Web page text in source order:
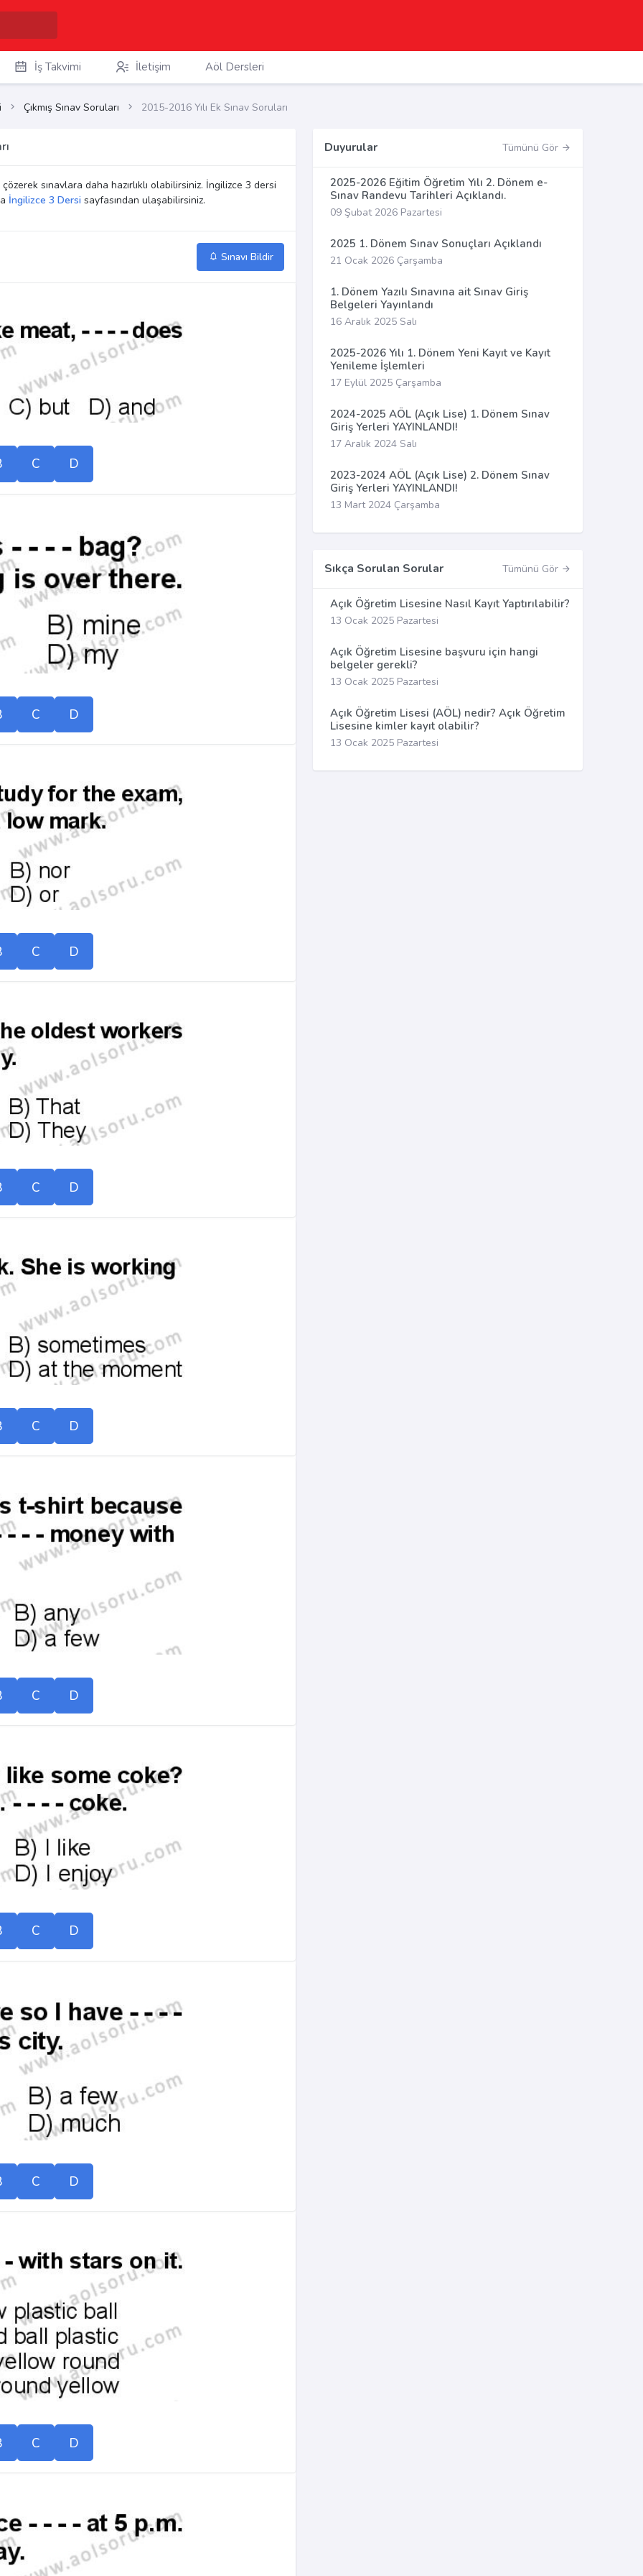
İş Takvimi İletişim Aöl Dersleri
Çıkmış Sınav Soruları 2015-2016 Yılı Ek Sınav Soruları
çözerek sınavlara daha hazırlıklı olabilirsiniz. İngilizce 3 dersi
İngilizce 3 Dersi sayfasından ulaşabilirsiniz.
Sınavı Bildir
C D
C D
C D
C D
C D
C D
C D
C D
C D
Duyurular Tümünü Gör
2025-2026 Eğitim Öğretim Yılı 2. Dönem e-
Sınav Randevu Tarihleri Açıklandı.
09 Şubat 2026 Pazartesi
2025 1. Dönem Sınav Sonuçları Açıklandı
21 Ocak 2026 Çarşamba
1. Dönem Yazılı Sınavına ait Sınav Giriş
Belgeleri Yayınlandı
16 Aralık 2025 Salı
2025-2026 Yılı 1. Dönem Yeni Kayıt ve Kayıt
Yenileme İşlemleri
17 Eylül 2025 Çarşamba
2024-2025 AÖL (Açık Lise) 1. Dönem Sınav
Giriş Yerleri YAYINLANDI!
17 Aralık 2024 Salı
2023-2024 AÖL (Açık Lise) 2. Dönem Sınav
Giriş Yerleri YAYINLANDI!
13 Mart 2024 Çarşamba
Sıkça Sorulan Sorular Tümünü Gör
Açık Öğretim Lisesine Nasıl Kayıt Yaptırılabilir?
13 Ocak 2025 Pazartesi
Açık Öğretim Lisesine başvuru için hangi
belgeler gerekli?
13 Ocak 2025 Pazartesi
Açık Öğretim Lisesi (AÖL) nedir? Açık Öğretim
Lisesine kimler kayıt olabilir?
13 Ocak 2025 Pazartesi